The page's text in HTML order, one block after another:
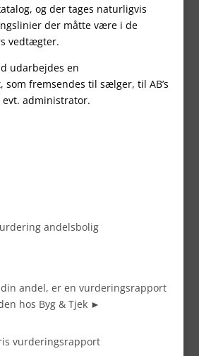
og der tages naturligvis
der måtte være i de
vedtægter.
udarbejdes en
fremsendes til sælger, til AB’s
administrator.
andel, er en vurderingsrapport
hos Byg & Tjek ►